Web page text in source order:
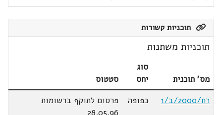
תוכניות קשורות
תוכניות משתנות
מס' תוכנית
סוג
יחס
סטטוס
רח/2000/ב/1
כפופה
פרסום לתוקף ברשומות